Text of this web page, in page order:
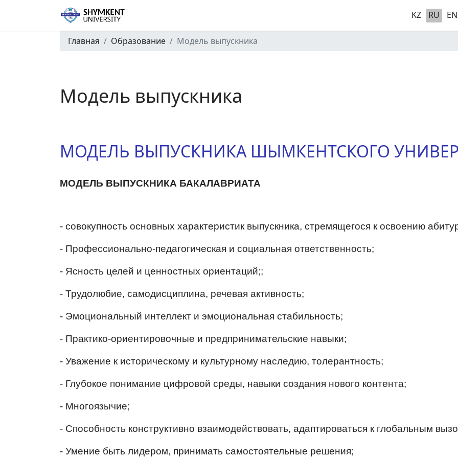
KZ RU EN
Главная Образование Модель выпускника
Модель выпускника
МОДЕЛЬ ВЫПУСКНИКА ШЫМКЕНТСКОГО
МОДЕЛЬ ВЫПУСКНИКА БАКАЛАВРИАТА
- совокупность основных характеристик выпускника, стремящегося к освоению
- Профессионально-педагогическая и социальная ответственность;
- Ясность целей и ценностных ориентаций;;
- Трудолюбие, самодисциплина, речевая активность;
- Эмоциональный интеллект и эмоциональная стабильность;
- Практико-ориентировочные и предпринимательские навыки;
- Уважение к историческому и культурному наследию, толерантность;
- Глубокое понимание цифровой среды, навыки создания нового контента;
- Многоязычие;
- Способность конструктивно взаимодействовать, адаптироваться к глобальным
- Умение быть лидером, принимать самостоятельные решения;